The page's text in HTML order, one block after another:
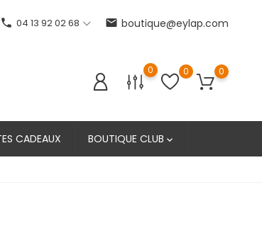
phone 04 13 92 02 68 email boutique@eylap.com
0 0 0
CADEAUX BOUTIQUE CLUB 